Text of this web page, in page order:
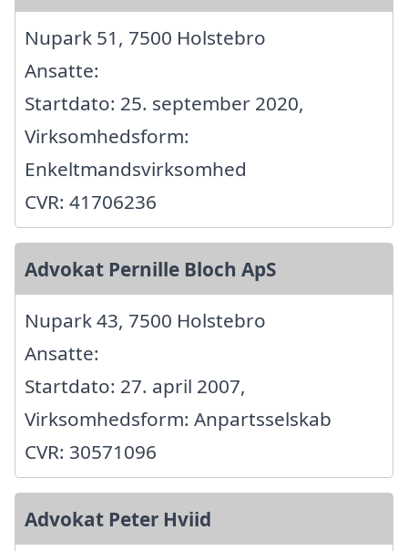
Nupark 51, 7500 Holstebro
Ansatte:
Startdato: 25. september 2020,
Virksomhedsform:
Enkeltmandsvirksomhed
CVR: 41706236
Advokat Pernille Bloch ApS
Nupark 43, 7500 Holstebro
Ansatte:
Startdato: 27. april 2007,
Virksomhedsform: Anpartsselskab
CVR: 30571096
Advokat Peter Hviid